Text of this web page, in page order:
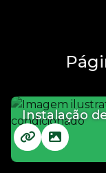
Instalação